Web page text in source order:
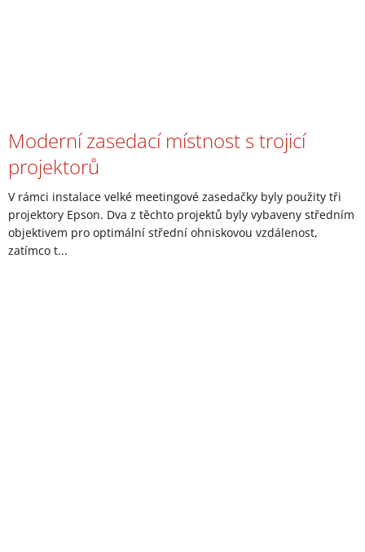
Moderní zasedací místnost s trojicí
projektorů
V rámci instalace velké meetingové zasedačky byly použity tři
projektory Epson. Dva z těchto projektů byly vybaveny středním
objektivem pro optimální střední ohniskovou vzdálenost,
zatímco t...